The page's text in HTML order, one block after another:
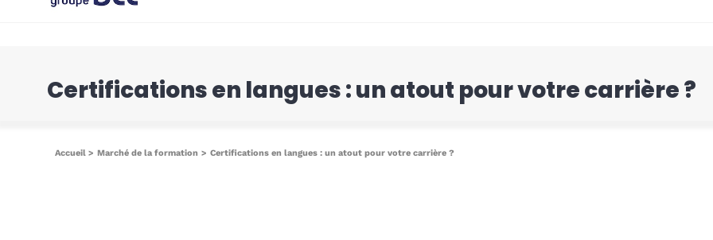
Certifications en langues : un atout pour votre carrière ?
Accueil Marché de la formation Certifications en langues : un atout pour votre carrière ?